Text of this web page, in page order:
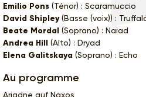
Emilio Pons (Ténor) : Scaramuccio
David Shipley(Basse (voix)) :
Beate Mordal (Soprano) : Naiad
Andrea Hill (Alto) : Dryad
Elena Galitskaya (Soprano) : Echo
Au programme
Ariadne auf Naxos